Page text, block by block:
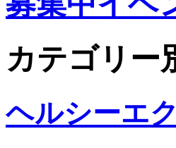
カテゴリー
ヘルシーエ